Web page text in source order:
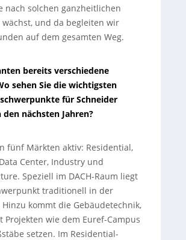
nach solchen ganzheitlichen
wächst, und da begleiten wir
auf dem gesamten Weg.
bereits verschiedene
sehen Sie die wichtigsten
für Schneider
den nächsten Jahren?
fünf Märkten aktiv: Residential,
Center, Industry und
Speziell im DACH-Raum liegt
traditionell in der
kommt die Gebäudetechnik,
Projekten wie dem Euref-Campus
setzen. Im Residential-